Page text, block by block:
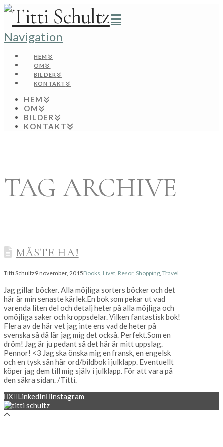
Navigation
HEM
OM
BILDER
KONTAKT
HEM
OM
BILDER
KONTAKT
TAG ARCHIVE
MÅSTE HA!
Titti Schultz9 november, 2015Books Livet Resor, Shopping Travel
Jag gillar böcker. Alla möjliga sorters böcker och det
här är min senaste kärlek.En bok som pekar ut vad
varenda liten del och detalj heter på alla möjliga och
omöjliga saker och kroppsdelar. Vilken fantastisk bok!
Flera av de här vet jag inte ens vad de heter på
svenska så då lär jag mig det också. Perfekt.Som en
dröm! Jag är ju pedant så det här är mitt uppslag.
Pennor! <3 Jag ska önska mig en fransk, en engelsk
och en tysk sån här ord/bildbok i julklapp. Eventuellt
köper jag dem till mig själv i julklapp. För att vara på
den säkra sidan. /Titti.
X
LinkedIn Instagram